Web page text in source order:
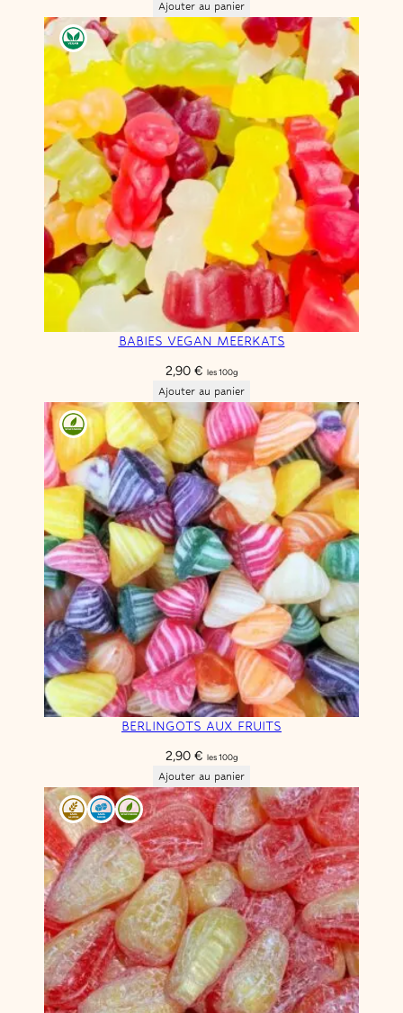
Ajouter au panier
BABIES VEGAN MEERKATS
2,90 € les 100g
Ajouter au panier
BERLINGOTS AUX FRUITS
2,90 € les 100g
Ajouter au panier